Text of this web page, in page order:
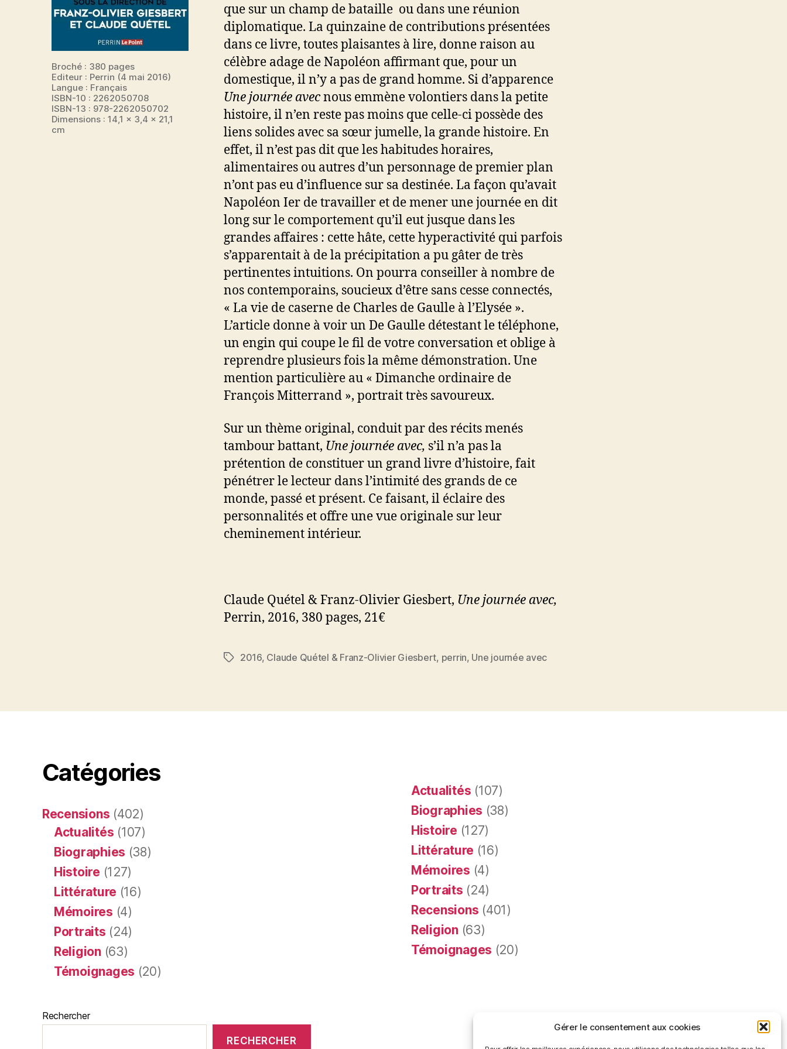
Gérer le consentement aux cookies
Broché : 380 pages
Editeur : Perrin (4 mai 2016)
Langue : Français
ISBN-10 : 2262050708
ISBN-13 : 978-2262050702
Dimensions : 14,1 x 3,4 x 21,1
cm
que sur un champ de bataille ou dans une réunion
diplomatique. La quinzaine de contributions présentées
dans ce livre, toutes plaisantes à lire, donne raison au
célèbre adage de Napoléon affirmant que, pour un
domestique, il n’y a pas de grand homme. Si d’apparence
Une journée avecnous emmène volontiers dans la petite
histoire, il n’en reste pas moins que celle-ci possède des
liens solides avec sa sœur jumelle, la grande histoire. En
effet, il n’est pas dit que les habitudes horaires,
alimentaires ou autres d’un personnage de premier plan
n’ont pas eu d’influence sur sa destinée. La façon qu’avait
Napoléon Ier de travailler et de mener une journée en dit
long sur le comportement qu’il eut jusque dans les
grandes affaires : cette hâte, cette hyperactivité qui parfois
s’apparentait à de la précipitation a pu gâter de très
pertinentes intuitions. On pourra conseiller à nombre de
nos contemporains, soucieux d’être sans cesse connectés,
« La vie de caserne de Charles de Gaulle à l’Elysée ».
L’article donne à voir un De Gaulle détestant le téléphone,
un engin qui coupe le fil de votre conversation et oblige à
reprendre plusieurs fois la même démonstration. Une
mention particulière au « Dimanche ordinaire de
François Mitterrand », portrait très savoureux.
Sur un thème original, conduit par des récits menés
tambour battant, Une journée avec, s’il n’a pas la
prétention de constituer un grand livre d’histoire, fait
pénétrer le lecteur dans l’intimité des grands de ce
monde, passé et présent. Ce faisant, il éclaire des
personnalités et offre une vue originale sur leur
cheminement intérieur.
Claude Quétel & Franz-Olivier Giesbert, Une journée avec,
Perrin, 2016, 380 pages, 21€
Étiquettes
2016, Claude Quétel & Franz-Olivier Giesbert, perrin, Une journée avec
Catégories
Recensions (402)
Actualités (107)
Biographies (38)
Histoire (127)
Littérature (16)
Mémoires (4)
Portraits (24)
Religion(63)
Témoignages (20)
Rechercher
RECHERCHER
Actualités (107)
Biographies (38)
Histoire (127)
Littérature (16)
Mémoires (4)
Portraits (24)
Recensions (401)
Religion(63)
Témoignages (20)